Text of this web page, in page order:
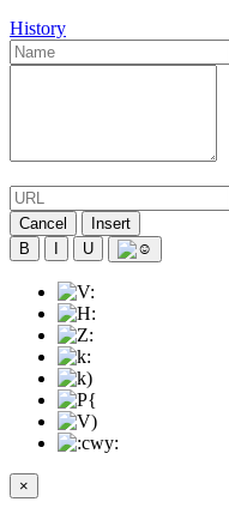
History
Cancel
Insert
B
U
×